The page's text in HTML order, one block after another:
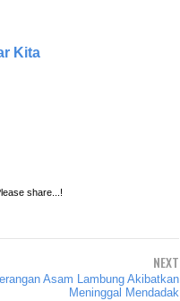
Kita
share...!
NEXT
Asam Lambung Akibatkan
Meninggal Mendadak